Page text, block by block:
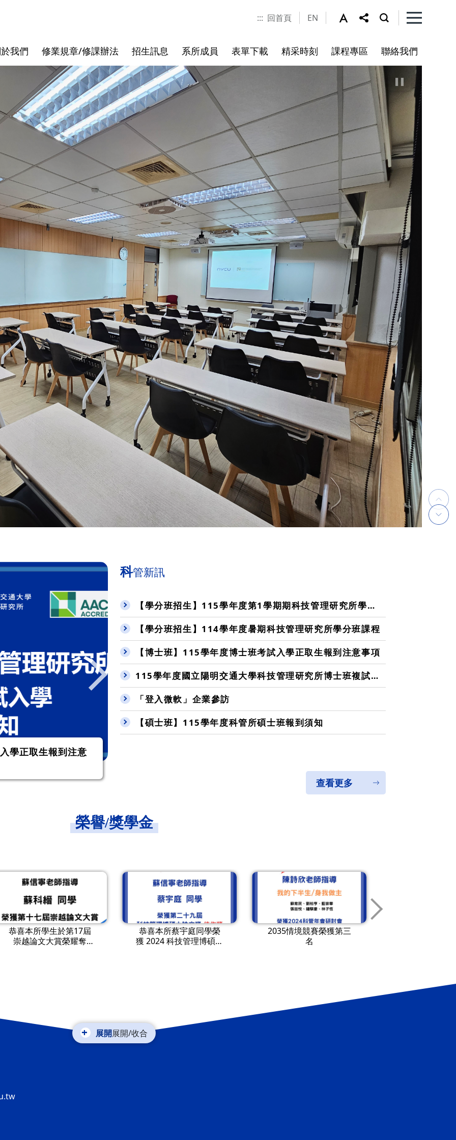
::: 回首頁 EN
我們
核心價值 發展沿革 未來展望
修業規章/修課辦法
專班 跨領域學程
招生訊息 系所成員
退休教授
曾國雄
袁建中
虞孝成
徐作聖
洪志洋
行政人員
表單下載
論文口試 論文計畫書
精采時刻 課程專區 聯絡我們
理研究所博士班複
科管新訊
【學分班招生】115學年度第1學期期科技管理研究所學分班課程
【學分班招生】114學年度暑期科技管理研究所學分班課程
【博士班】115學年度博士班考試入學正取生報到注意事項
115學年度國立陽明交通大學科技管理研究所博士班複試時間及注意事項
「登入微軟」企業參訪
【碩士班】115學年度科管所碩士班報到須知
查看更多
榮譽/獎學金
恭喜本所學生於第17屆
崇越論文大賞榮耀奪
恭喜本所蔡宇庭同學榮
獲 2024 科技管理博碩士
2035情境競賽榮獲第三
名
展開/收合